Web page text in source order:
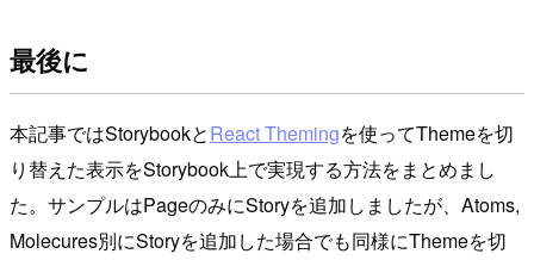
最後に
本記事ではStorybookとReact Themingを使ってThemeを切
り替えた表示をStorybook上で実現する方法をまとめまし
た。サンプルはPageのみにStoryを追加しましたが、Atoms,
Molecures別にStoryを追加した場合でも同様にThemeを切